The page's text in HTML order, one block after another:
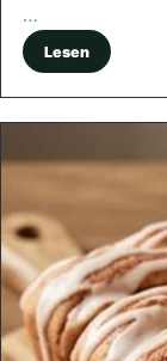
…
Lesen